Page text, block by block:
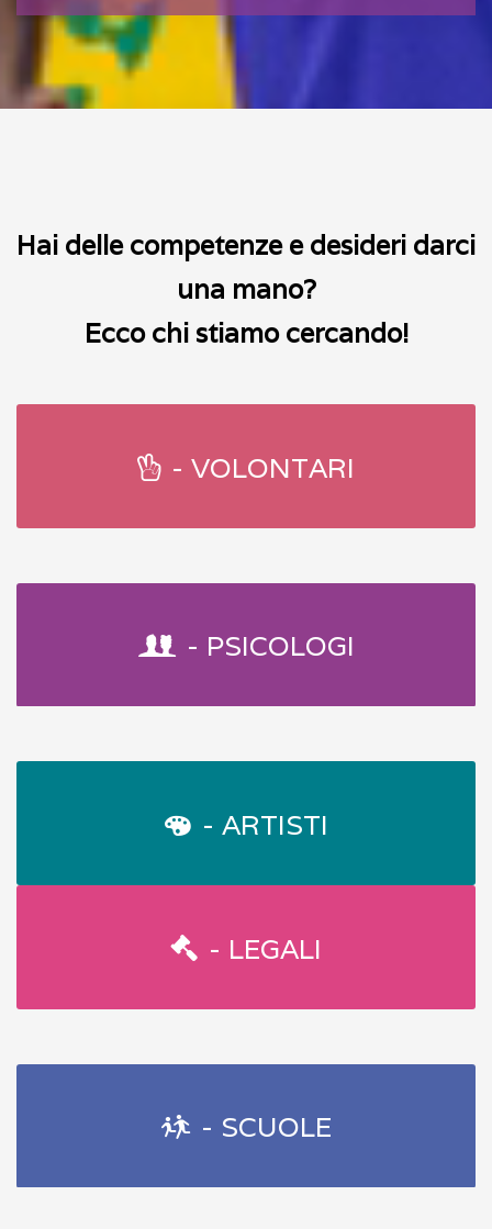
Hai delle competenze e desideri darci
una mano?
Ecco chi stiamo cercando!
- VOLONTARI
- PSICOLOGI
- ARTISTI
- LEGALI
- SCUOLE